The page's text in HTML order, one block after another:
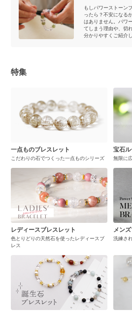
もしパワーストーン
ったら？不安になる
はありません。パワ
てしまう理由や、切
分かりやすくご紹介し
特集
一点ものブレスレット
こだわりの石でつくった一点ものシリーズ
宝石
無限に
レディースブレスレット
色とりどりの天然石を使ったレディースブ
レス
メン
洗練さ